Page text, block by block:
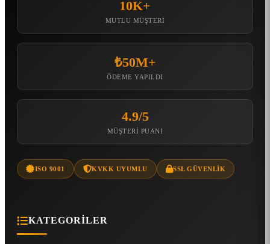
10K+
MUTLU MÜŞTERI
₺50M+
ÖDEME YAPILDI
4.9/5
MÜŞTERI PUANI
ISO 9001 KVKK UYUMLU SSL GÜVENLIK
KATEGORILER